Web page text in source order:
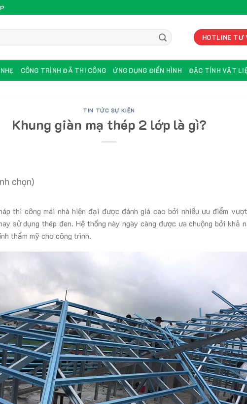
HOTLINE TƯ
CÔNG TRÌNH ĐÃ THI CÔNG ỨNG DỤNG ĐIỂN HÌNH ĐẶC TÍNH VẬT
TIN TỨC SỰ KIỆN
Khung giàn mạ thép 2 lớp là gì?
chọn)
thi công mái nhà hiện đại được đánh giá cao bởi nhiều ưu điểm
sử dụng thép đen. Hệ thống này ngày càng được ưa chuộng bởi khả
thẩm mỹ cho công trình.